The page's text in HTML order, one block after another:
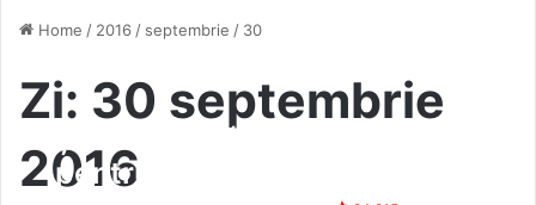
Home / 2016 / septembrie / 30
Zi: 30 septembrie
2016
Șansă uriașă de la București,
pentru vasluieni! Județul